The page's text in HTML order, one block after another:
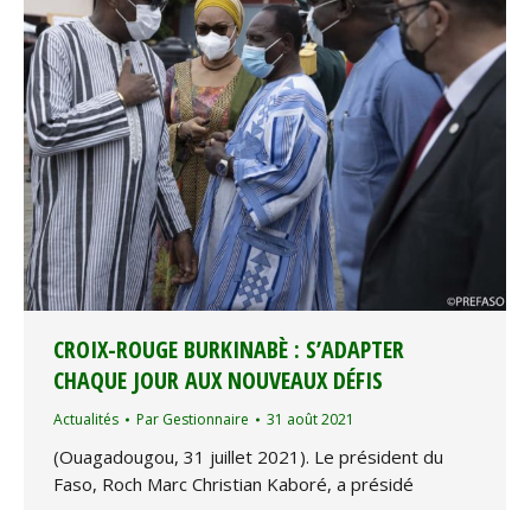
CROIX-ROUGE BURKINABÈ : S’ADAPTER
CHAQUE JOUR AUX NOUVEAUX DÉFIS
Actualités Par Gestionnaire 31 août 2021
(Ouagadougou, 31 juillet 2021). Le président du
Faso, Roch Marc Christian Kaboré, a présidé